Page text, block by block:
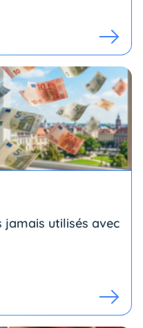
jamais utilisés avec